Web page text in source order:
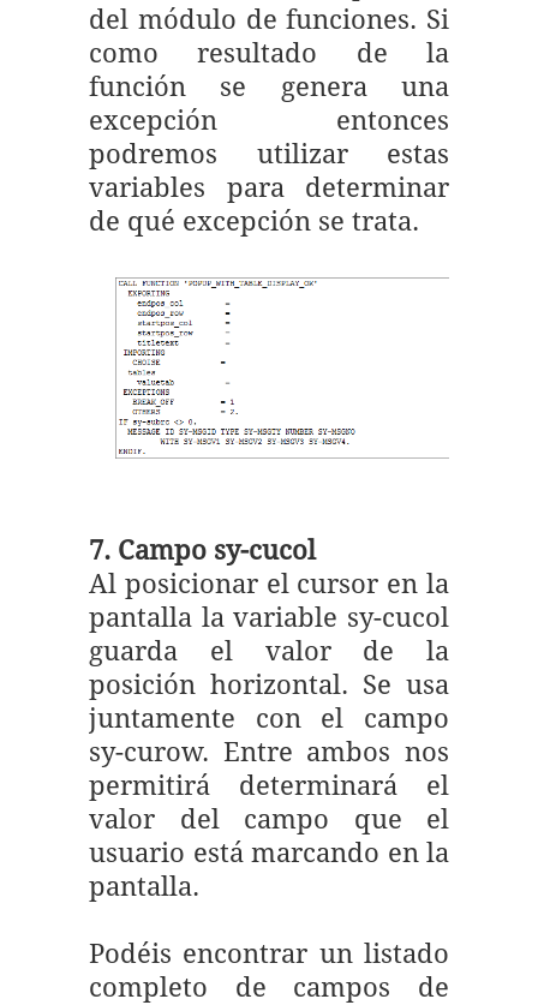
del módulo de funciones. Si
como resultado de la
función se genera una
excepción entonces
podremos utilizar estas
variables para determinar
de qué excepción se trata.
7. Campo sy-cucol
Al posicionar el cursor en la
pantalla la variable sy-cucol
guarda el valor de la
posición horizontal. Se usa
juntamente con el campo
sy-curow. Entre ambos nos
permitirá determinará el
valor del campo que el
usuario está marcando en la
pantalla.
Podéis encontrar un listado
completo de campos de